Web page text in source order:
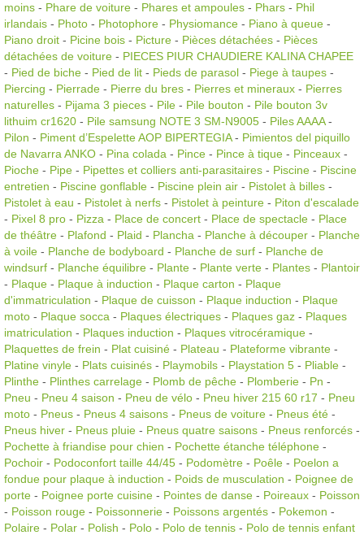
moins - Phare de voiture - Phares et ampoules - Phars - Phil
irlandais - Photo - Photophore - Physiomance - Piano à queue -
Piano droit - Picine bois - Picture - Pièces détachées - Pièces
détachées de voiture - PIECES PIUR CHAUDIERE KALINA CHAPEE
- Pied de biche - Pied de lit - Pieds de parasol - Piege à taupes -
Piercing - Pierrade - Pierre du bres - Pierres et mineraux - Pierres
naturelles - Pijama 3 pieces - Pile - Pile bouton - Pile bouton 3v
lithuim cr1620 - Pile samsung NOTE 3 SM-N9005 - Piles AAAA-
Pilon - Piment d’Espelette AOP BIPERTEGIA- Pimientos del piquillo
de Navarra ANKO - Pina colada - Pince - Pince à tique - Pinceaux -
Pioche - Pipe - Pipettes et colliers anti-parasitaires - Piscine - Piscine
entretien - Piscine gonflable - Piscine plein air - Pistolet à billes -
Pistolet à eau - Pistolet à nerfs - Pistolet à peinture - Piton d'escalade
- Pixel 8 pro - Pizza - Place de concert - Place de spectacle - Place
de théâtre - Plafond - Plaid - Plancha - Planche à découper - Planche
à voile - Planche de bodyboard - Planche de surf - Planche de
windsurf - Planche équilibre - Plante - Plante verte - Plantes - Plantoir
- Plaque - Plaque à induction - Plaque carton - Plaque
d'immatriculation - Plaque de cuisson - Plaque induction - Plaque
moto - Plaque socca - Plaques électriques - Plaques gaz - Plaques
imatriculation - Plaques induction - Plaques vitrocéramique -
Plaquettes de frein - Plat cuisiné - Plateau - Plateforme vibrante -
Platine vinyle - Plats cuisinés - Playmobils - Playstation 5 - Pliable -
Plinthe - Plinthes carrelage - Plomb de pêche - Plomberie - Pn -
Pneu - Pneu 4 saison - Pneu de vélo - Pneu hiver 215 60 r17 - Pneu
moto - Pneus - Pneus 4 saisons - Pneus de voiture - Pneus été -
Pneus hiver - Pneus pluie - Pneus quatre saisons - Pneus renforcés -
Pochette à friandise pour chien - Pochette étanche téléphone -
Pochoir - Podoconfort taille 44/45 - Podomètre - Poêle - Poelon a
fondue pour plaque à induction - Poids de musculation - Poignee de
porte - Poignee porte cuisine - Pointes de danse - Poireaux - Poisson
- Poisson rouge - Poissonnerie - Poissons argentés - Pokemon -
Polaire - Polar - Polish - Polo - Polo de tennis - Polo de tennis enfant